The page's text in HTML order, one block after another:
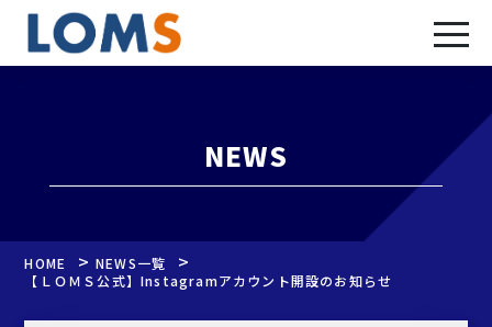
NEWS
HOME >NEWS一覧 >
【ＬＯＭＳ公式】Instagramアカウント開設のお知らせ